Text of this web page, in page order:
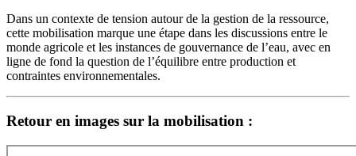
Dans un contexte de tension autour de la gestion de la ressource,
cette mobilisation marque une étape dans les discussions entre le
monde agricole et les instances de gouvernance de l’eau, avec en
ligne de fond la question de l’équilibre entre production et
contraintes environnementales.
Retour en images sur la mobilisation :